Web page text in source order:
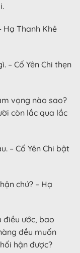
Hạ Thanh Khê
– Cố Yên Chi thẹn
vọng nào sao?
còn lắc qua lắc
– Cố Yên Chi bật
chứ? – Hạ
điều ước, bao
đều muốn
hận được?